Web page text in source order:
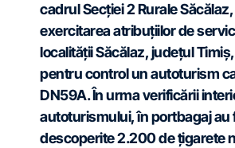
cadrul Secției 2 Rurale
exercitarea atribuțiilor de
localității Săcălaz, județul
pentru control un autoturism
DN59A. În urma verificării
autoturismului, în portbagaj au
descoperite 2.200 de țigarete